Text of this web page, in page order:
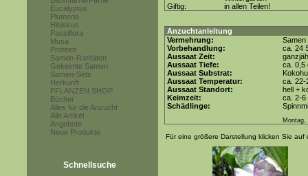
Eucalyptus
Plumeria
Hibiskus
Passiflora
Musa
Proteen
Samen-Raritäten
Gekeimte Samen
Samen-Sets
Herkunft
PFLANZEN SHOP
Bücher
Alles für die Anzucht
Alle Artikel
Angebote
Neue Produkte
Schnellsuche
Giftig:
in allen Teilen!
Anzuchtanleitung
Vermehrung:
Samen
Vorbehandlung:
ca. 24
Aussaat Zeit:
Aussaat Tiefe:
ca. 0,5
Aussaat Substrat:
Aussaat Temperatur:
ca. 22-
Aussaat Standort:
hell +
Keimzeit:
ca. 2-6
Schädlinge:
Montag,
Für eine größere Darstellung klicken Sie auf